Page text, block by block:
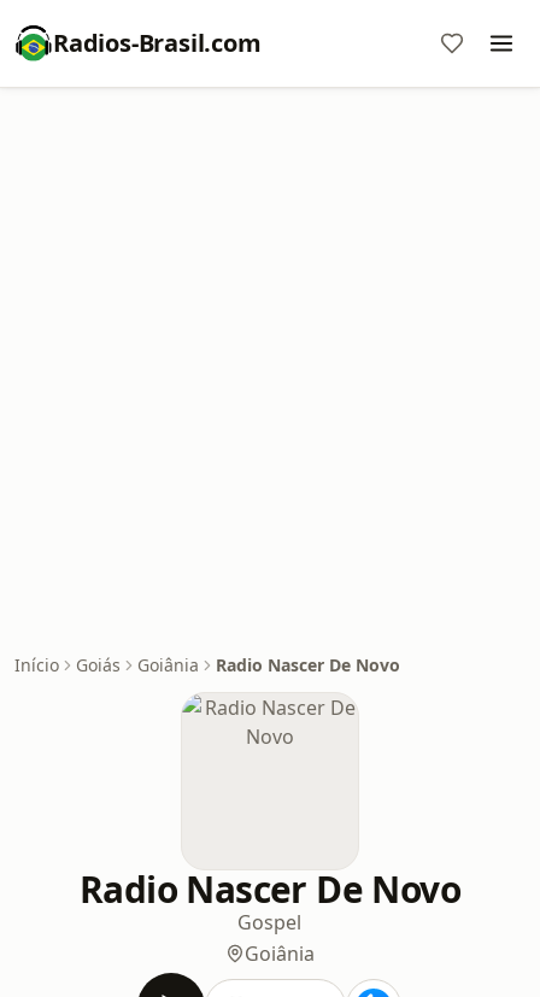
Radios-Brasil.com
Início Goiás Goiânia Radio Nascer De Novo
Radio Nascer De Novo
Gospel
Goiânia